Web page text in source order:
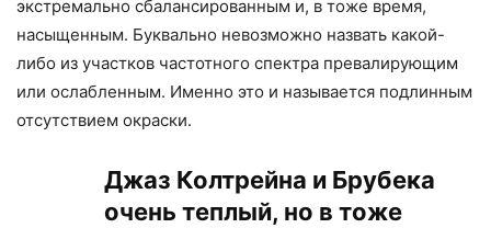
экстремально сбалансированным и, в тоже время,
насыщенным. Буквально невозможно назвать какой-
либо из участков частотного спектра превалирующим
или ослабленным. Именно это и называется подлинным
отсутствием окраски.
Джаз Колтрейна и Брубека
очень теплый, но в тоже